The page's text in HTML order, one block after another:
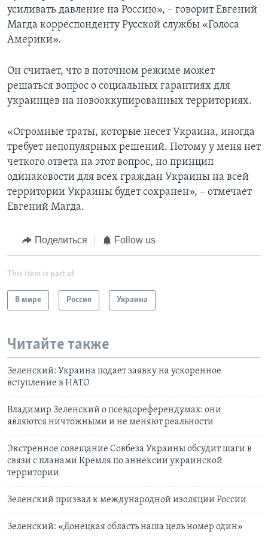
усиливать давление на Россию», – говорит Евгений
Магда корреспонденту Русской службы «Голоса
Америки».
Он считает, что в поточном режиме может
решаться вопрос о социальных гарантиях для
украинцев на новооккупированных территориях.
«Огромные траты, которые несет Украина, иногда
требует непопулярных решений. Потому у меня нет
четкого ответа на этот вопрос, но принцип
одинаковости для всех граждан Украины на всей
территории Украины будет сохранен», – отмечает
Евгений Магда.
Поделиться Follow us
This item is part of
В мире Россия Украина
Читайте также
Зеленский: Украина подает заявку на ускоренное
вступление в НАТО
Владимир Зеленский о псевдореферендумах: они
являются ничтожными и не меняют реальности
Экстренное совещание Совбеза Украины обсудит шаги в
связи с планами Кремля по аннексии украинской
территории
Зеленский призвал к международной изоляции России
Зеленский: «Донецкая область наша цель номер один»